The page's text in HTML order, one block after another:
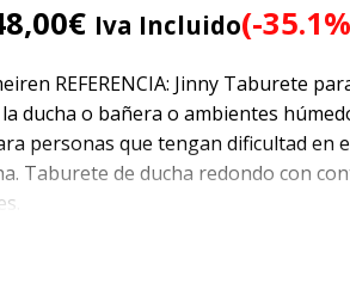
precio
€El
actual
es:
48,00€.
Iva Incluido(-
REFERENCIA: Jinny Taburete
ducha o bañera o ambientes
personas que tengan dificultad en
Taburete de ducha redondo con